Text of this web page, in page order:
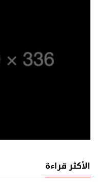
الأكثر قراءة